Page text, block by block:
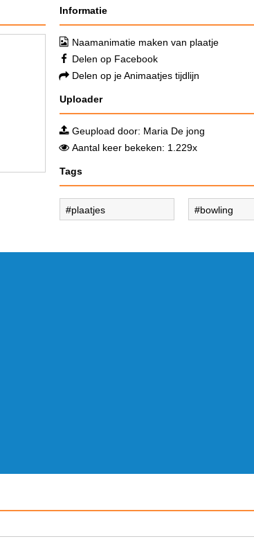
Informatie
Naamanimatie maken van plaatje
Delen op Facebook
Delen op je Animaatjes tijdlijn
Uploader
Geupload door: Maria De jong
Aantal keer bekeken: 1.229x
Tags
plaatjes bowling